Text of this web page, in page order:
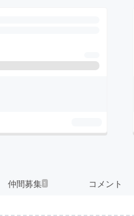
仲間募集 1 コメント